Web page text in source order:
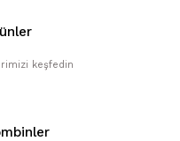
öneri formunu kullanarak
keşfedin